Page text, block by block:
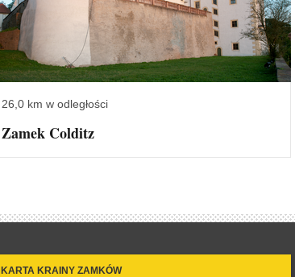
26,0 km w odległości
Zamek Colditz
KARTA KRAINY ZAMKÓW